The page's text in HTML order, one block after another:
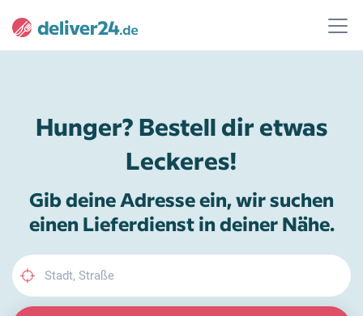
Hunger? Bestell dir etwas
Leckeres!
Gib deine Adresse ein, wir suchen
einen Lieferdienst in deiner Nähe.